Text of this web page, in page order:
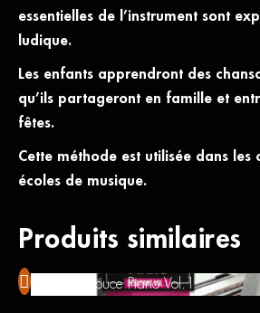
essentielles de l’instrument sont
ludique.
Les enfants apprendront des
qu’ils partageront en famille et
fêtes.
Cette méthode est utilisée dans les
écoles de musique.
Produits similaires
Coup De Pouce Piano Vol.1